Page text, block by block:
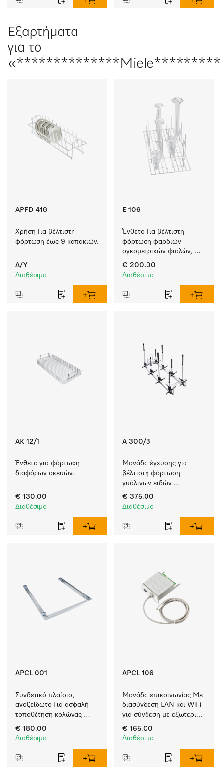
Εξαρτήματα
για το
APFD 418
Χρήση Για βέλτιστη
φόρτωση έως 9 καπακιών.
Δ/Υ
Διαθέσιμο
E 106
Ένθετο Για βέλτιστη
φόρτωση φαρδιών
ογκομετρικών φιαλών,
κυλίνδρων μέτρησης κ.λπ.
€ 200.00
Διαθέσιμο
AK 12/1
Ένθετο για φόρτωση
διαφόρων σκευών.
€ 130.00
Διαθέσιμο
A 300/3
Μονάδα έγχυσης για
βέλτιστη φόρτωση
γυάλινων ειδών
εργαστηρίου – διαθέτει
8 ακροφύσια.
€ 375.00
Διαθέσιμο
APCL 001
Συνδετικό πλαίσιο,
ανοξείδωτο Για ασφαλή
τοποθέτηση κολώνας
πλυντηρίου-
στεγνωτηρίου.
€ 180.00
Διαθέσιμο
APCL 106
Μονάδα επικοινωνίας Με
διασύνδεση LAN και WiFi
για σύνδεση με εξωτερικά
συστήματα.
€ 165.00
Διαθέσιμο